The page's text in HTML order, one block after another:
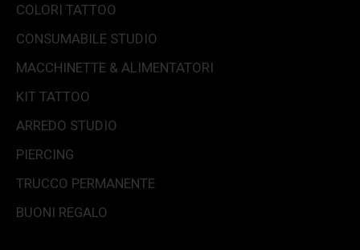
COLORI TATTOO
CONSUMABILE STUDIO
MACCHINETTE & ALIMENTATORI
KIT TATTOO
ARREDO STUDIO
PIERCING
TRUCCO PERMANENTE
BUONI REGALO